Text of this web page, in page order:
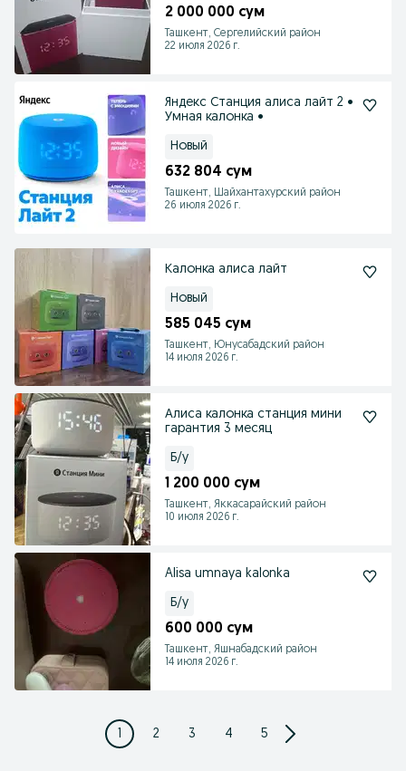
2 000 000 сум
Ташкент, Сергелийский район
22 июля 2026 г.
Яндекс Станция алиса лайт 2 •
Умная калонка •
Новый
632 804 сум
Ташкент, Шайхантахурский район
26 июля 2026 г.
Калонка алиса лайт
Новый
585 045 сум
Ташкент, Юнусабадский район
14 июля 2026 г.
Алиса калонка станция мини
гарантия 3 месяц
Б/у
1 200 000 сум
Ташкент, Яккасарайский район
10 июля 2026 г.
Alisa umnaya kalonka
Б/у
600 000 сум
Ташкент, Яшнабадский район
14 июля 2026 г.
1 2 3 4 5